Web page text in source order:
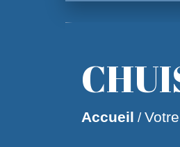
Accueil /